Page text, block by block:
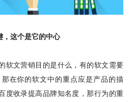
，这个是它的中心
软文营销目的是什么，有的软文需要
在你的软文中的重点应是产品的描
度收录提高品牌知名度，那行为的重